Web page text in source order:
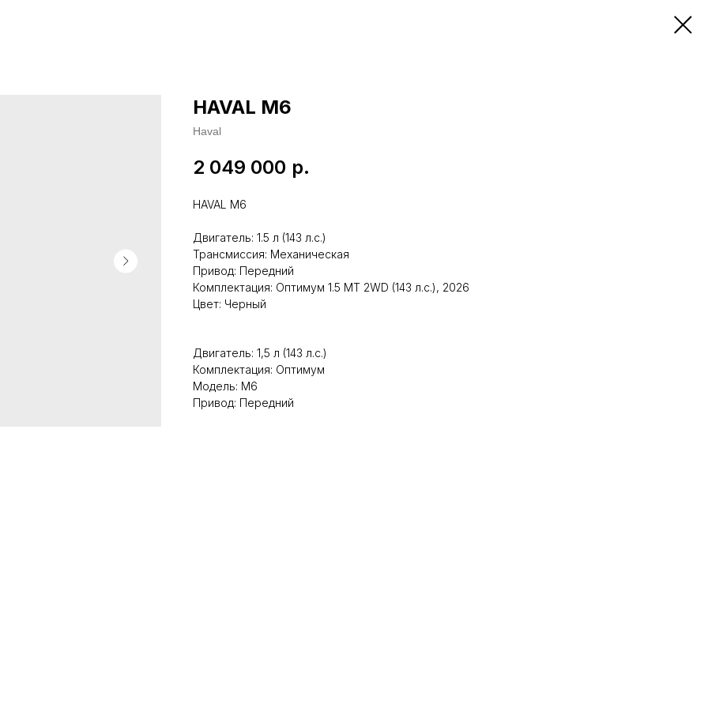
HAVAL М6
Haval
2 049 000 р.
HAVAL M6
Двигатель: 1.5 л (143 л.с.)
Трансмиссия: Механическая
Привод: Передний
Комплектация: Оптимум 1.5 MT 2WD (143 л.с.), 2026
Цвет: Черный
Двигатель: 1,5 л (143 л.с.)
Комплектация: Оптимум
Модель: М6
Привод: Передний